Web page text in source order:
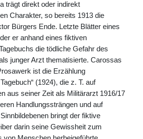
trägt direkt oder indirekt
Charakter, so bereits 1913 die
Bürgers Ende. Letzte Blätter eines
er anhand eines fiktiven
die tödliche Gefahr des
junger Arzt thematisierte. Carossas
ist die Erzählung
(1924), die z. T. auf
aus seiner Zeit als Militärarzt 1916/17
Handlungssträngen und auf
bringt der fiktive
darin seine Gewissheit zum